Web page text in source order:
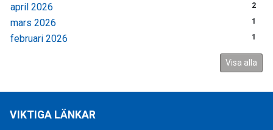
april 2026 2
mars 2026 1
februari 2026 1
Visa alla
VIKTIGA LÄNKAR